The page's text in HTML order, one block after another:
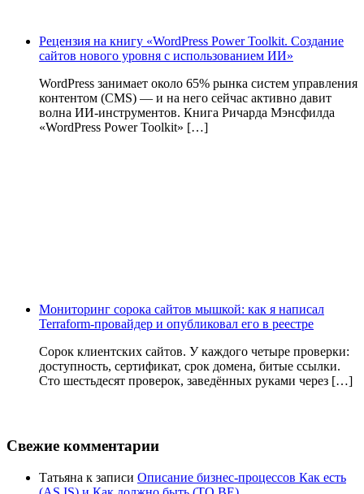
Рецензия на книгу «WordPress Power Toolkit. Создание
сайтов нового уровня с использованием ИИ»
WordPress занимает около 65% рынка систем управления
контентом (CMS) — и на него сейчас активно давит
волна ИИ‑инструментов. Книга Ричарда Мэнсфилда
«WordPress Power Toolkit» […]
Мониторинг сорока сайтов мышкой: как я написал
Terraform-провайдер и опубликовал его в реестре
Сорок клиентских сайтов. У каждого четыре проверки:
доступность, сертификат, срок домена, битые ссылки.
Сто шестьдесят проверок, заведённых руками через […]
Свежие комментарии
Татьяна к записи Описание бизнес-процессов Как есть